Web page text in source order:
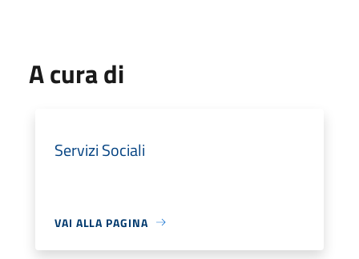
A cura di
Servizi Sociali
VAI ALLA PAGINA